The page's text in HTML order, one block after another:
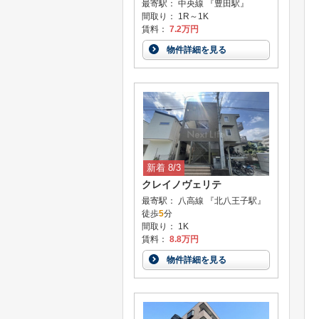
最寄駅： 中央線 『豊田駅』
間取り： 1R～1K
賃料： 7.2万円
物件詳細を見る
新着 8/3
クレイノヴェリテ
最寄駅： 八高線 『北八王子駅』
徒歩5分
間取り： 1K
賃料： 8.8万円
物件詳細を見る